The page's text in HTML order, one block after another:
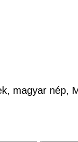
magyar nép,